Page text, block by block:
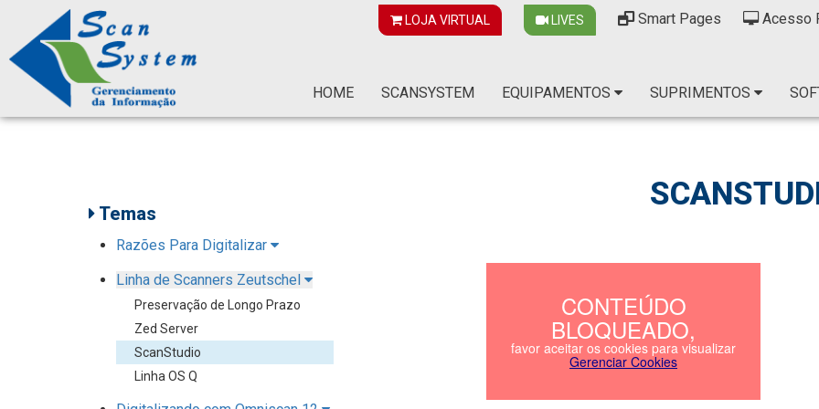
LOJA VIRTUAL LIVES Smart Pages Acesso
HOME SCANSYSTEM EQUIPAMENTOS SUPRIMENTOS
Temas
Razões Para Digitalizar
Linha de Scanners Zeutschel
Preservação de Longo Prazo
Zed Server
ScanStudio
Linha OS Q